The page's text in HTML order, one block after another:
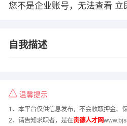
您不是企业账号，无法查看 立
自我描述
温馨提示
1、本平台仅供信息发布，不会收取押金、
2、请告知求职者，是在贵德人才网